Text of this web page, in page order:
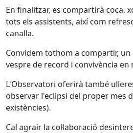
En finalitzar, es compartirà coca,
tots els assistents, així com
canalla.
Convidem tothom a compartir, un
vespre de record i convivència
L'Observatori oferirà també
observar l'eclipsi del proper mes
existències).
Cal agrair la col·laboració